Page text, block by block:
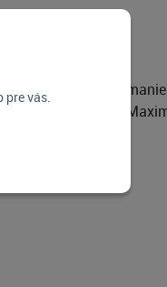
vás.
WR umožňuje
kvality obrazu.
obrazu.